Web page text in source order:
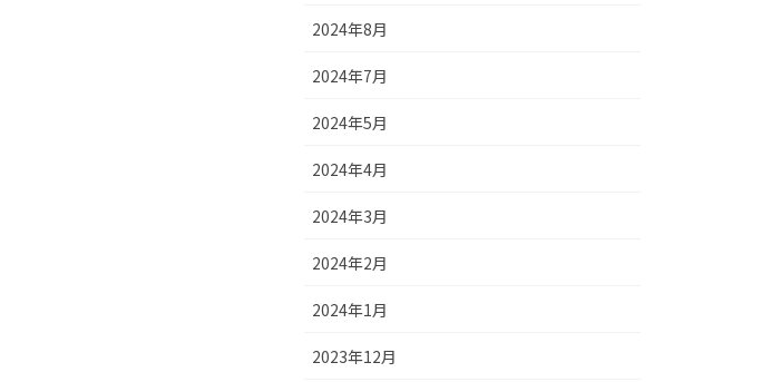
2024年8月
2024年7月
2024年5月
2024年4月
2024年3月
2024年2月
2024年1月
2023年12月